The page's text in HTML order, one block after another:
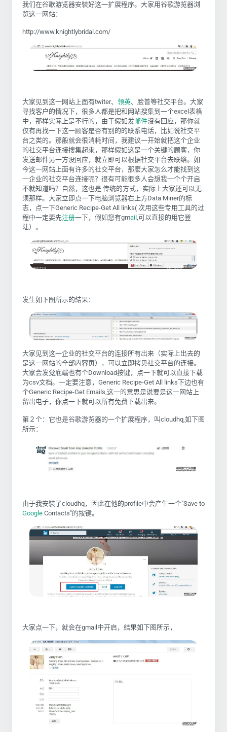
我们在谷歌游览器安裝好这一扩展程序。大家用谷歌游览器浏
览这一网站：
http://www.knightlybridal.com/
大家见到这一网站上面有twiter、 领英、脸普等社交平台。大家
寻找客户的情况下，很多人都是把和网站搜集到一个excel表格
中，那样实际上是不行的，由于假如发邮件沒有回应，那你就
仅有再找一下这一顾客是否有别的的联系电话，比如说社交平
台之类的。那般就会很消耗时间，我建议一开始就把这个企业
的社交平台连接搜集起來，那样假如这是一个关键的顾客，你
发送邮件另一方没回应，就立即可以根据社交平台去联络。如
今这一网站上面有许多的社交平台，那麼大家怎么才能找到这
一企业的社交平台连接呢？很有可能很多人会想我一个个开启
不就知道吗？自然，这也是 传统的方式，实际上大家还可以无
须那样。大家立即点一下电脑浏览器右上方Data Miner的标
志，点一下Generic Recipe-Get All links( 次用这些专用工具的过
程中一定要先注册一下，假如您有gmail, 可以直接的用它登
陆）。
发生如下图所示的結果：
大家见到这一企业的社交平台的连接所有出来（实际上出去的
是这一网站的全部内容页），可以立即拷贝社交平台的连接。
大家会发觉底端也有个Download按键，点一下就可以直接下载
为csv文档。一定要注意， Generic Recipe-Get All links下边也有
个Generic Recipe-Get Emails, 这一的意思是说要是这一网站上
留出电子，你点一下就可以所有免费下载出来。
第２个：它也是谷歌游览器的一个扩展程序，叫cloudhq, 如下图
所示：
由于我安裝了cloudhq，因此在他的profile中会产生一个"Save to
Google Contacts"的按键。
大家点一下，就会在gmail 中开启，結果如下图所示，